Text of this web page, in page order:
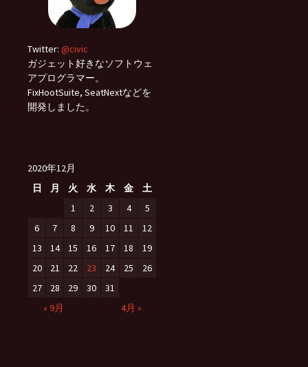
Twitter: @civic
ガジェット好きなソフトウェ
アプログラマー。
FixHootSuite, SeatNextなどを
開発しました。
2020年12月
日
月 火 水 木 金
土
1
2 3 4
5
6
7 8 9 10 11
12
13
14 15 16 17 18
19
20
21 22 23 24 25
26
27
28 29 30
31
« 9月
4月 »